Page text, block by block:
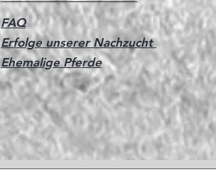
FAQ
Erfolge unserer Nachzucht
Ehemalige Pferde